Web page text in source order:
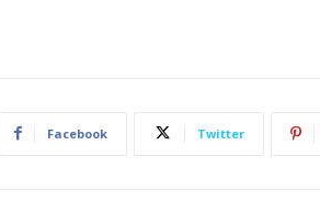
Facebook Twitter